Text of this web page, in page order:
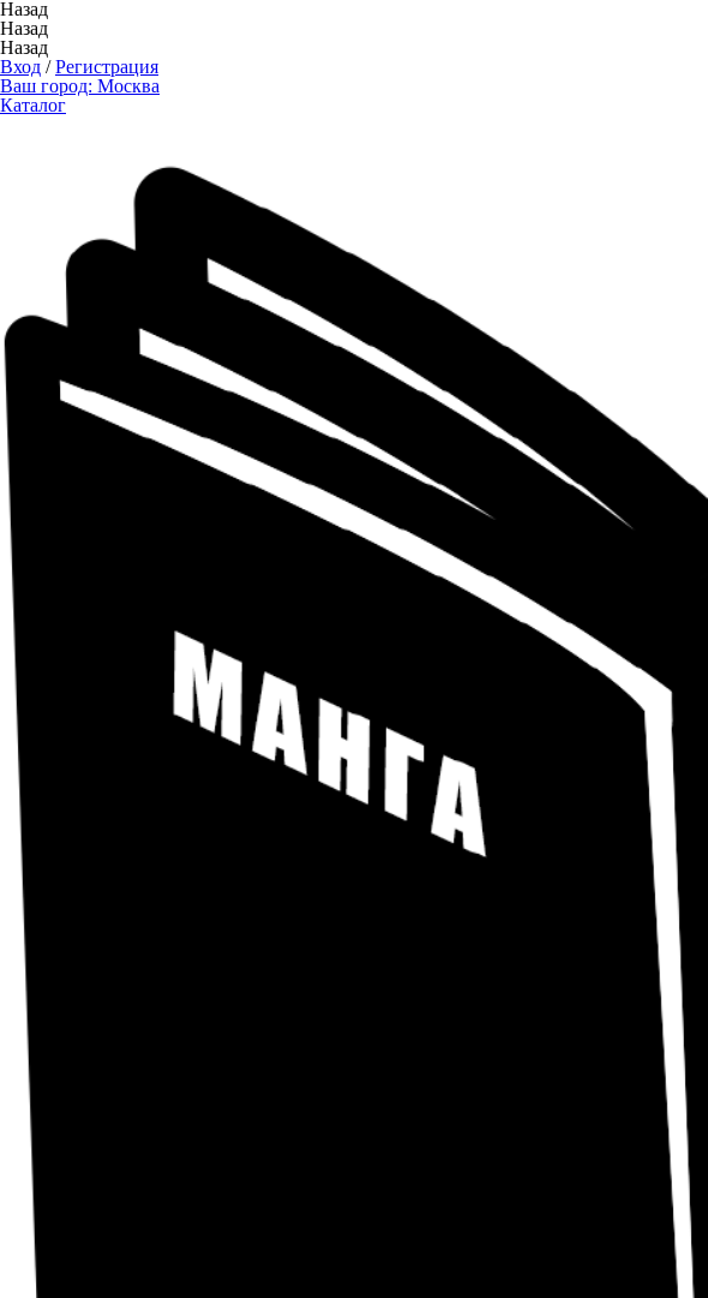
Назад
Назад
Назад
Вход /Регистрация
Ваш город: Москва
Каталог